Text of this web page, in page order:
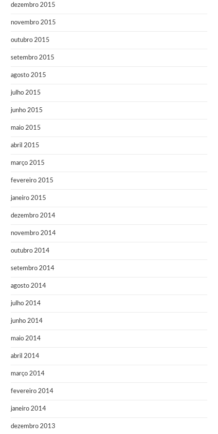
dezembro 2015
novembro 2015
outubro 2015
setembro 2015
agosto 2015
julho 2015
junho 2015
maio 2015
abril 2015
março 2015
fevereiro 2015
janeiro 2015
dezembro 2014
novembro 2014
outubro 2014
setembro 2014
agosto 2014
julho 2014
junho 2014
maio 2014
abril 2014
março 2014
fevereiro 2014
janeiro 2014
dezembro 2013